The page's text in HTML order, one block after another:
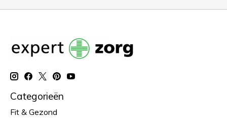
Categorieën
Fit & Gezond